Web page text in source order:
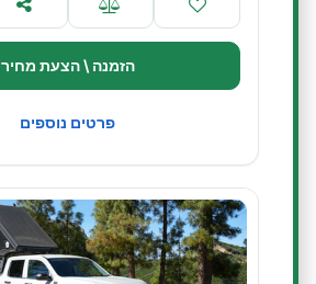
הזמנה \ הצעת מחיר
פרטים נוספים